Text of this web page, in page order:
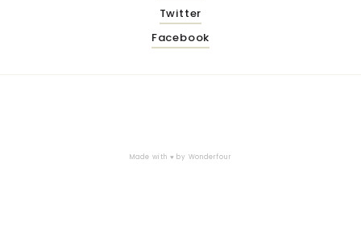
Twitter
Facebook
Made with ♥ by Wonderfour